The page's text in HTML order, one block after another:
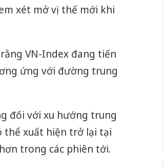
xét mở vị thế mới khi
VN-Index đang tiến
ứng với đường trung
đối với xu hướng trung
thể xuất hiện trở lại tại
trong các phiên tới.
Thanh Hóa: Tìm bị
An Giang: Đối tượng
chủ mưu đường dây